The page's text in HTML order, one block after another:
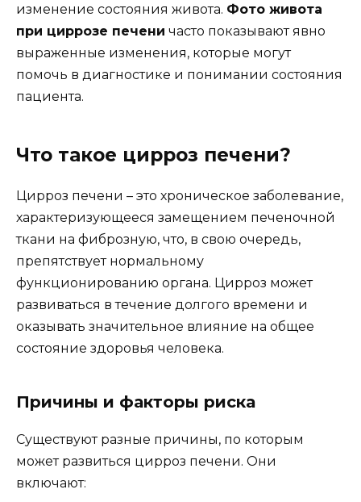
изменение состояния живота. Фото живота
при циррозе печени часто показывают явно
выраженные изменения, которые могут
помочь в диагностике и понимании состояния
пациента.
Что такое цирроз печени?
Цирроз печени – это хроническое заболевание,
характеризующееся замещением печеночной
ткани на фиброзную, что, в свою очередь,
препятствует нормальному
функционированию органа. Цирроз может
развиваться в течение долгого времени и
оказывать значительное влияние на общее
состояние здоровья человека.
Причины и факторы риска
Существуют разные причины, по которым
может развиться цирроз печени. Они
включают: